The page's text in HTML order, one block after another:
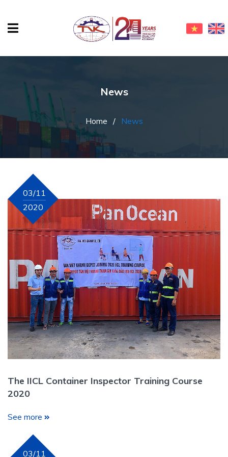
News
Home / News
03/11
2020
The IICL Container Inspector Training Course
2020
See more
03/11